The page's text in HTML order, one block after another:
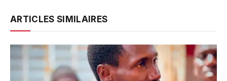
ARTICLES SIMILAIRES